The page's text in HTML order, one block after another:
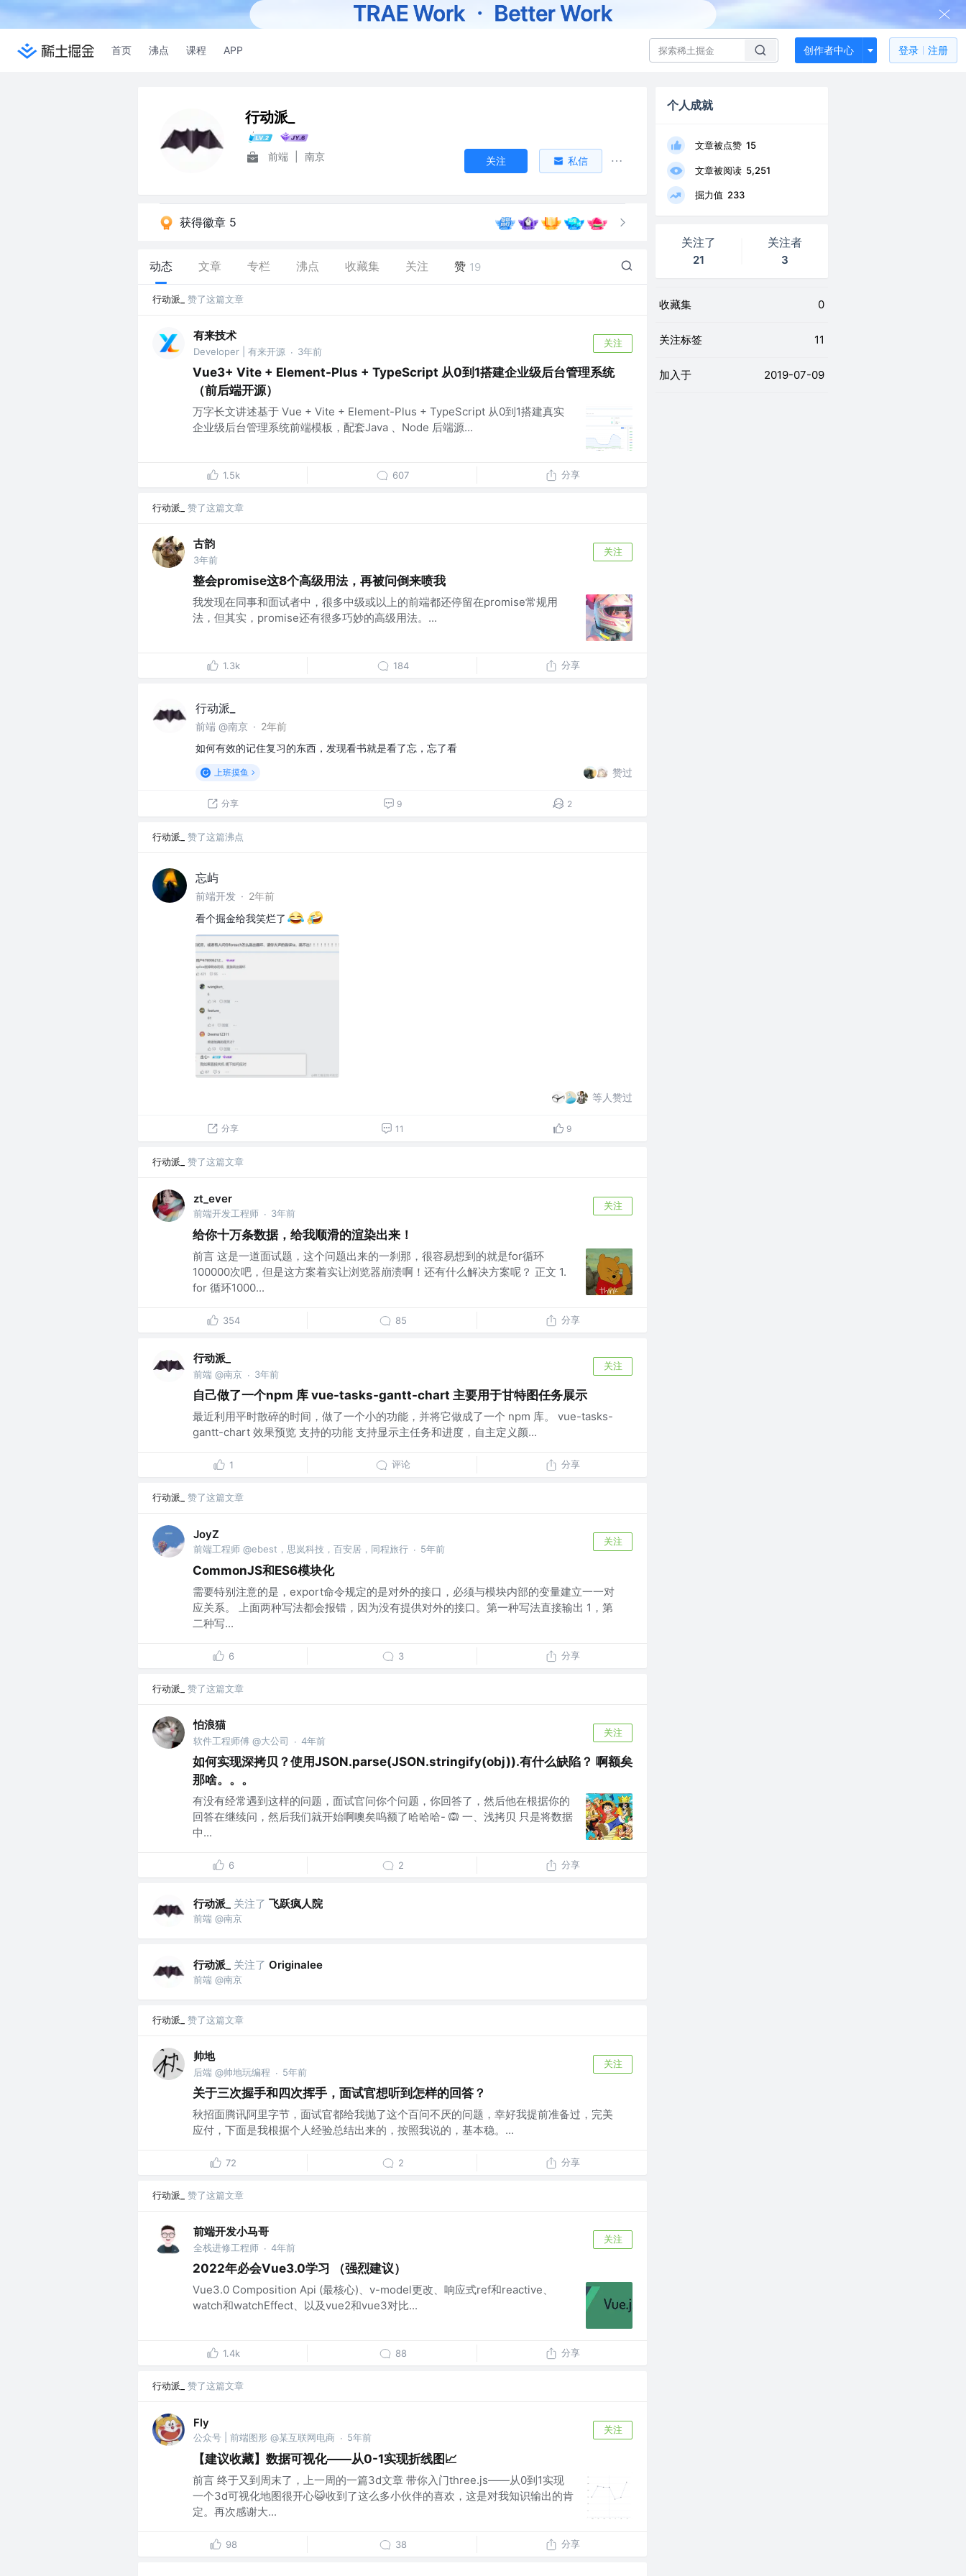
首页 沸点 课程 APP 创作者中心 登录 注册
行动派_
前端 南京 关注 私信
获得徽章 5
动态 文章 专栏 沸点 收藏集 关注 赞 19
行动派_ 赞了这篇文章
有来技术
Developer | 有来开源 · 3年前
关注
Vue3+ Vite + Element-Plus + TypeScript 从0到1搭建企业级后台管理系统
（前后端开源）
万字长文讲述基于 Vue + Vite + Element-Plus + TypeScript 从0到1搭建真实
企业级后台管理系统前端模板，配套Java 、Node 后端源...
1.5k 607 分享
行动派_ 赞了这篇文章
古韵
3年前
关注
整会promise这8个高级用法，再被问倒来喷我
我发现在同事和面试者中，很多中级或以上的前端都还停留在promise常规用
法，但其实，promise还有很多巧妙的高级用法。...
1.3k 184 分享
行动派_
前端 @南京 · 2年前
如何有效的记住复习的东西，发现看书就是看了忘，忘了看
上班摸鱼 赞过
分享 9 2
行动派_ 赞了这篇沸点
忘屿
前端开发 · 2年前
看个掘金给我笑烂了
等人赞过
分享 11 9
行动派_ 赞了这篇文章
zt_ever
前端开发工程师 · 3年前
关注
给你十万条数据，给我顺滑的渲染出来！
前言 这是一道面试题，这个问题出来的一刹那，很容易想到的就是for循环
100000次吧，但是这方案着实让浏览器崩溃啊！还有什么解决方案呢？ 正文 1.
for 循环1000...
354 85 分享
行动派_
前端 @南京 · 3年前
关注
自己做了一个npm 库 vue-tasks-gantt-chart 主要用于甘特图任务展示
最近利用平时散碎的时间，做了一个小的功能，并将它做成了一个 npm 库。 vue-tasks-
gantt-chart 效果预览 支持的功能 支持显示主任务和进度，自主定义颜...
1 评论 分享
行动派_ 赞了这篇文章
JoyZ
前端工程师 @ebest，思岚科技，百安居，同程旅行 · 5年前
关注
CommonJS和ES6模块化
需要特别注意的是，export命令规定的是对外的接口，必须与模块内部的变量建立一一对
应关系。 上面两种写法都会报错，因为没有提供对外的接口。第一种写法直接输出 1，第
二种写...
6 3 分享
行动派_ 赞了这篇文章
怕浪猫
软件工程师傅 @大公司 · 4年前
关注
如何实现深拷贝？使用JSON.parse(JSON.stringify(obj)).有什么缺陷？ 啊额矣
那啥。。。
有没有经常遇到这样的问题，面试官问你个问题，你回答了，然后他在根据你的
回答在继续问，然后我们就开始啊噢矣呜额了哈哈哈- 🙉 一、浅拷贝 只是将数据
中...
6 2 分享
行动派_ 关注了 飞跃疯人院
前端 @南京
行动派_ 关注了 Originalee
前端 @南京
行动派_ 赞了这篇文章
帅地
后端 @帅地玩编程 · 5年前
关注
关于三次握手和四次挥手，面试官想听到怎样的回答？
秋招面腾讯阿里字节，面试官都给我抛了这个百问不厌的问题，幸好我提前准备过，完美
应付，下面是我根据个人经验总结出来的，按照我说的，基本稳。...
72 2 分享
行动派_ 赞了这篇文章
前端开发小马哥
全栈进修工程师 · 4年前
关注
2022年必会Vue3.0学习 （强烈建议）
Vue3.0 Composition Api (最核心)、v-model更改、响应式ref和reactive、
watch和watchEffect、以及vue2和vue3对比...
1.4k 88 分享
行动派_ 赞了这篇文章
Fly
公众号 | 前端图形 @某互联网电商 · 5年前
关注
【建议收藏】数据可视化——从0-1实现折线图📈
前言 终于又到周末了，上一周的一篇3d文章 带你入门three.js——从0到1实现
一个3d可视化地图很开心😺收到了这么多小伙伴的喜欢，这是对我知识输出的肯
定。再次感谢大...
98 38 分享
个人成就
文章被点赞 15
文章被阅读 5,251
掘力值 233
关注了
21
关注者
3
收藏集 0
关注标签 11
加入于 2019-07-09